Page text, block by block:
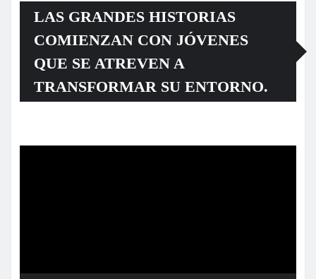
LAS GRANDES HISTORIAS
COMIENZAN CON JÓVENES
QUE SE ATREVEN A
TRANSFORMAR SU ENTORNO.